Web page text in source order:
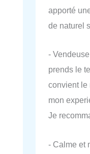
apporté
de naturel
-
prends le
convient le
mon
Je
- Calme et